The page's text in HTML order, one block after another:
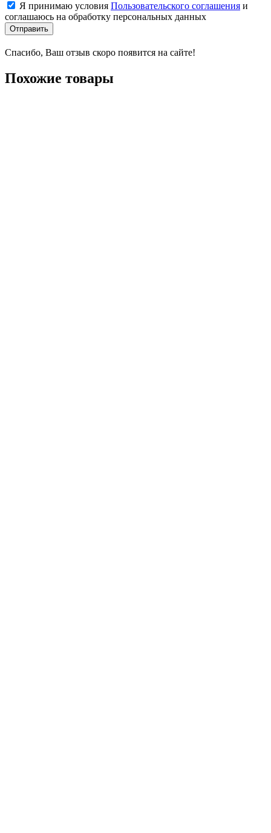
Я принимаю условия Пользовательского соглашения и
соглашаюсь на обработку персональных данных
Отправить
Спасибо, Ваш отзыв скоро появится на сайте!
Похожие товары